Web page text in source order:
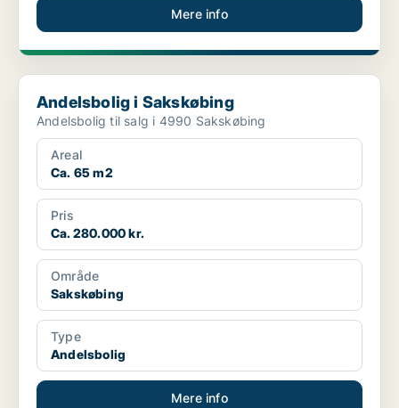
Mere info
Andelsbolig i Sakskøbing
Andelsbolig i Sakskøbing
Andelsbolig til salg i 4990 Sakskøbing
Areal
Ca. 65 m2
Pris
Ca. 280.000 kr.
Område
Sakskøbing
Type
Andelsbolig
Mere info